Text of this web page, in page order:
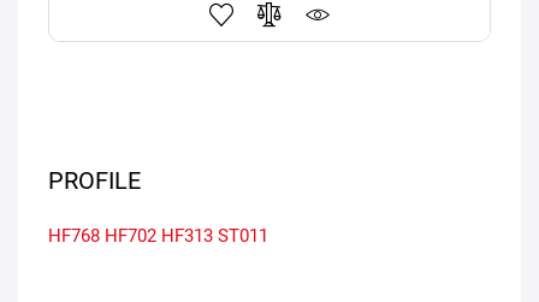
PROFILE
HF768 HF702 HF313 ST011